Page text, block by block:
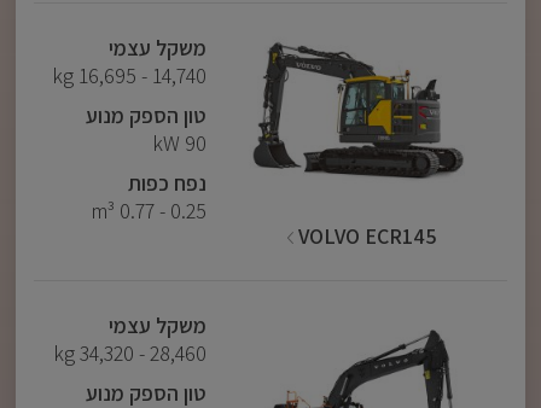
VOLVO ECR145
משקל עצמי
14,740 - 16,695 kg
טון הספק מנוע
90 kW
נפח כפות
0.25 - 0.77 m³
משקל עצמי
28,460 - 34,320 kg
טון הספק מנוע